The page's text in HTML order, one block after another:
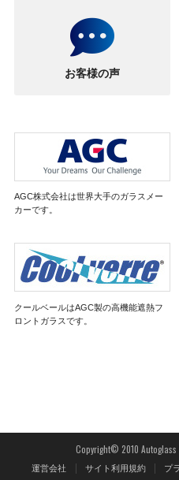
お客様の声
AGC株式会社は世界大手のガラスメー
カーです。
クールベールはAGC製の高機能遮熱フ
ロントガラスです。
Copyright© 2010 Autoglass
運営会社 サイト利用規約 プ